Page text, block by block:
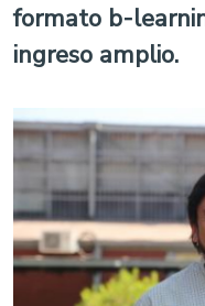
formato b-
ingreso amplio.